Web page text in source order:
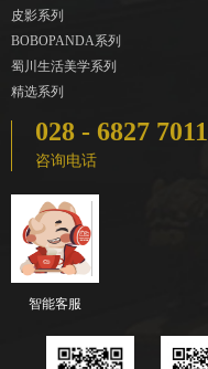
皮影系列
BOBOPANDA系列
蜀川生活美学系列
精选系列
028 - 6827 7011
咨询电话
智能客服